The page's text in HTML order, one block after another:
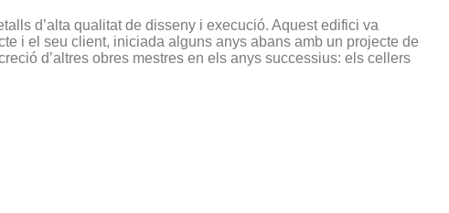
d’alta qualitat de disseny i execució. Aquest edifici va
i el seu client, iniciada alguns anys abans amb un projecte de
d’altres obres mestres en els anys successius: els cellers